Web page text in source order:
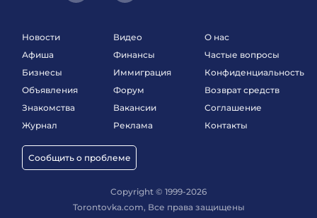
Новости
Афиша
Бизнесы
Объявления
Знакомства
Журнал
Сообщить о проблеме
Видео
Финансы
Иммиграция
Форум
Вакансии
Реклама
О нас
Частые вопросы
Конфиденциальность
Возврат средств
Соглашение
Контакты
Copyright © 1999-2026
Torontovka.com, Все права защищены